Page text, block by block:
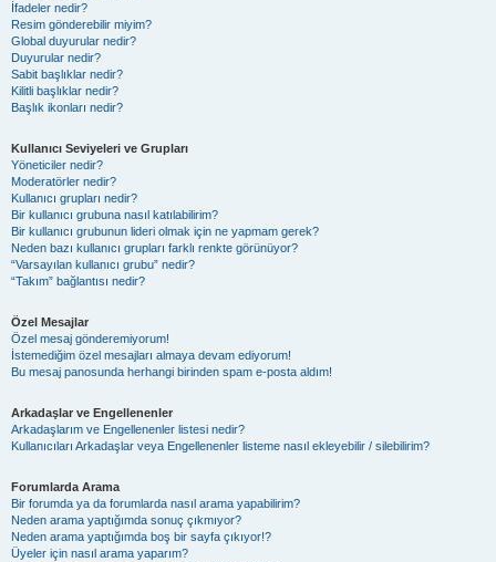
İfadeler nedir?
Resim gönderebilir miyim?
Global duyurular nedir?
Duyurular nedir?
Sabit başlıklar nedir?
Kilitli başlıklar nedir?
Başlık ikonları nedir?
Kullanıcı Seviyeleri ve Grupları
Yöneticiler nedir?
Moderatörler nedir?
Kullanıcı grupları nedir?
Bir kullanıcı grubuna nasıl katılabilirim?
Bir kullanıcı grubunun lideri olmak için ne yapmam gerek?
Neden bazı kullanıcı grupları farklı renkte görünüyor?
“Varsayılan kullanıcı grubu” nedir?
“Takım” bağlantısı nedir?
Özel Mesajlar
Özel mesaj gönderemiyorum!
İstemediğim özel mesajları almaya devam ediyorum!
Bu mesaj panosunda herhangi birinden spam e-posta aldım!
Arkadaşlar ve Engellenenler
Arkadaşlarım ve Engellenenler listesi nedir?
Kullanıcıları Arkadaşlar veya Engellenenler listeme nasıl ekleyebilir / silebilirim?
Forumlarda Arama
Bir forumda ya da forumlarda nasıl arama yapabilirim?
Neden arama yaptığımda sonuç çıkmıyor?
Neden arama yaptığımda boş bir sayfa çıkıyor!?
Üyeler için nasıl arama yaparım?